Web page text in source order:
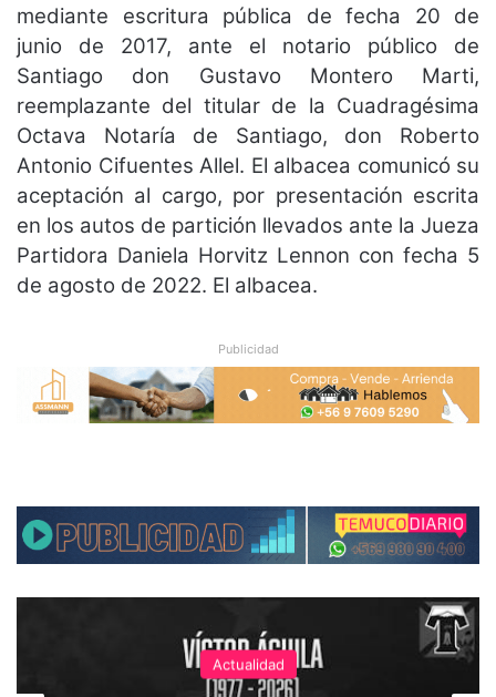
mediante escritura pública de fecha 20 de
junio de 2017, ante el notario público de
Santiago don Gustavo Montero Marti,
reemplazante del titular de la Cuadragésima
Octava Notaría de Santiago, don Roberto
Antonio Cifuentes Allel. El albacea comunicó su
aceptación al cargo, por presentación escrita
en los autos de partición llevados ante la Jueza
Partidora Daniela Horvitz Lennon con fecha 5
de agosto de 2022. El albacea.
Publicidad
Actualidad